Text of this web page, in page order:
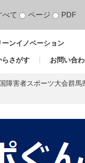
べて ページ PDF
ンイノベーション
らさがす お問い合
障害者スポーツ大会群馬